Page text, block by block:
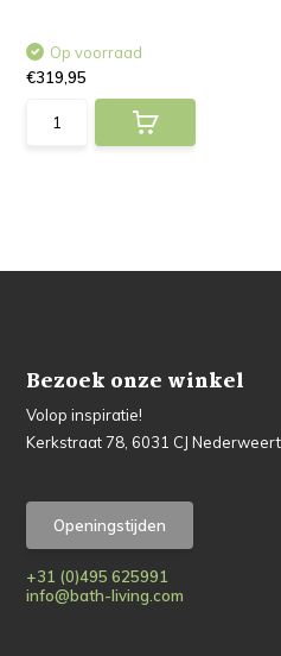
Op voorraad
€319,95
Bezoek onze winkel
Volop inspiratie!
Kerkstraat 78, 6031 CJ Nederweert
Openingstijden
+31 (0)495 625991
info@bath-living.com